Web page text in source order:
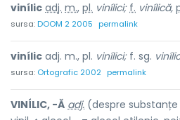
vinílic adj. m., pl. vinílici; f. vinílică,
sursa:DOOM 2 2005 permalink
vinílic adj. m., pl. vinílici;f. sg.
sursa: Ortografic 2002 permalink
VINÍLIC, -Ă adj. (despre